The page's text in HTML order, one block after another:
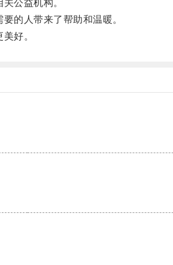
公益机构。
的人带来了帮助和温暖。
好。